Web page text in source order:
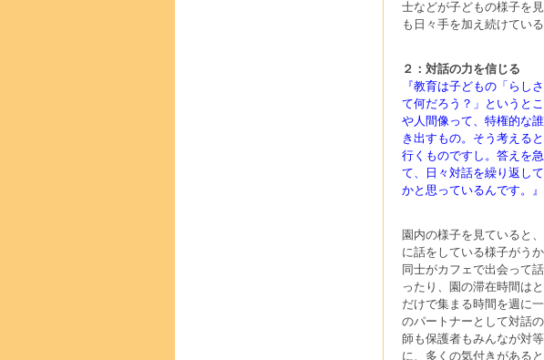
士などが子どもの様子を
も日々手を加え続けている
２：対話の力を信じる
『教育は子どもの「らし
て何だろう？」というと
や人間像って、特権的な
き出すもの。そう考える
行くものですし。答えを
て、日々対話を繰り返し
かと思っているんです。』
園内の様子を見ていると
に話をしている様子がう
同士がカフェで出会って
ったり、園の滞在時間は
だけで集まる時間を週に
のパートナーとして対話
師も保護者もみんなが対
に、多くの気付きがあると